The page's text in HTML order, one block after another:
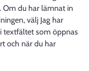
Om du har lämnat in
välj Jag har
textfältet som öppnas
och när du har